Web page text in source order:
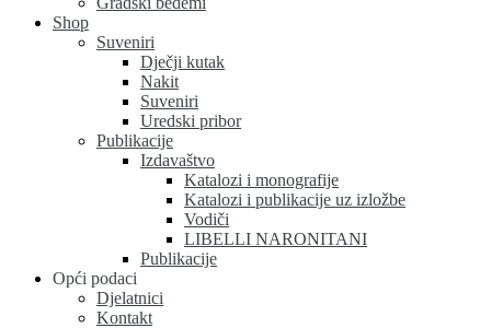
Shop
Suveniri
Dječji kutak
Nakit
Suveniri
Uredski pribor
Publikacije
Izdavaštvo
Katalozi i monografije
Katalozi i publikacije uz izložbe
Vodiči
LIBELLI NARONITANI
Publikacije
Opći podaci
Djelatnici
Kontakt